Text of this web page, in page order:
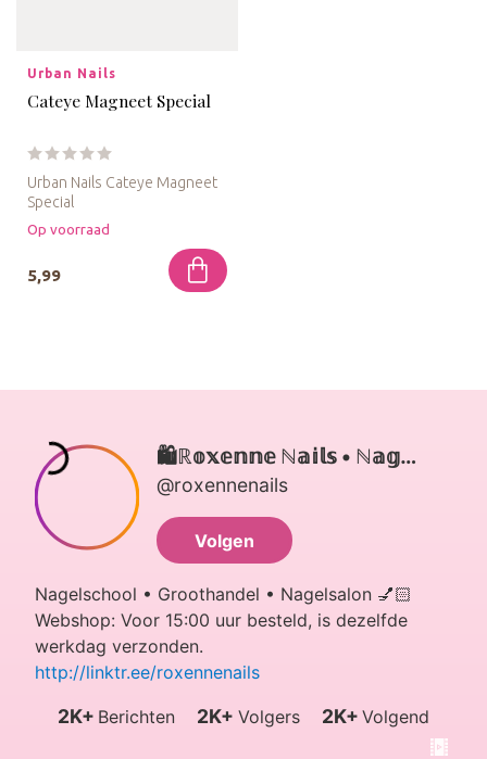
Urban Nails
Cateye Magneet Special
Urban Nails Cateye Magneet
Special
Dit Cateye Magneet gebruik
Op voorraad
5,99